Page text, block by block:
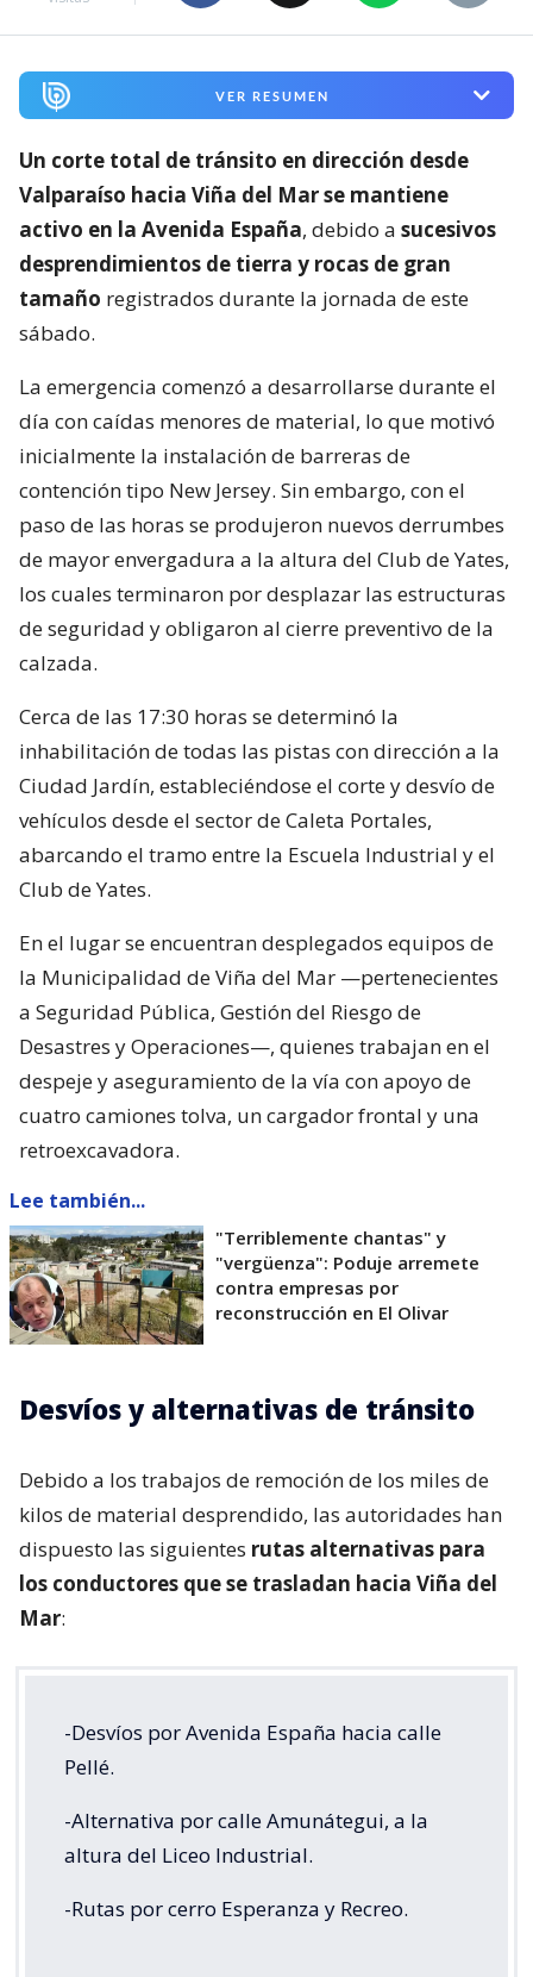
VER RESUMEN
Un corte total de tránsito en dirección desde
Valparaíso hacia Viña del Mar se mantiene
activo en la Avenida España, debido a sucesivos
desprendimientos de tierra y rocas de gran
tamaño registrados durante la jornada de este
sábado.
La emergencia comenzó a desarrollarse durante el
día con caídas menores de material, lo que motivó
inicialmente la instalación de barreras de
contención tipo New Jersey. Sin embargo, con el
paso de las horas se produjeron nuevos derrumbes
de mayor envergadura a la altura del Club de Yates,
los cuales terminaron por desplazar las estructuras
de seguridad y obligaron al cierre preventivo de la
calzada.
Cerca de las 17:30 horas se determinó la
inhabilitación de todas las pistas con dirección a la
Ciudad Jardín, estableciéndose el corte y desvío de
vehículos desde el sector de Caleta Portales,
abarcando el tramo entre la Escuela Industrial y el
Club de Yates.
En el lugar se encuentran desplegados equipos de
la Municipalidad de Viña del Mar —pertenecientes
a Seguridad Pública, Gestión del Riesgo de
Desastres y Operaciones—, quienes trabajan en el
despeje y aseguramiento de la vía con apoyo de
cuatro camiones tolva, un cargador frontal y una
retroexcavadora.
Lee también...
"Terriblemente chantas" y
"vergüenza": Poduje arremete
contra empresas por
reconstrucción en El Olivar
Desvíos y alternativas de tránsito
Debido a los trabajos de remoción de los miles de
kilos de material desprendido, las autoridades han
dispuesto las siguientes rutas alternativas para
los conductores que se trasladan hacia Viña del
Mar:
-Desvíos por Avenida España hacia calle
Pellé.
-Alternativa por calle Amunátegui, a la
altura del Liceo Industrial.
-Rutas por cerro Esperanza y Recreo.